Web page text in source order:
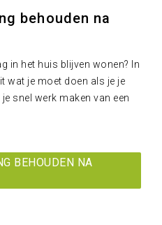
behouden na
in het huis blijven wonen? In
wat je moet doen als je je
snel werk maken van een
BEHOUDEN NA